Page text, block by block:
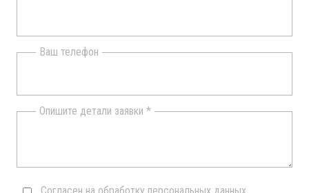
Ваш телефон
Опишите детали заявки *